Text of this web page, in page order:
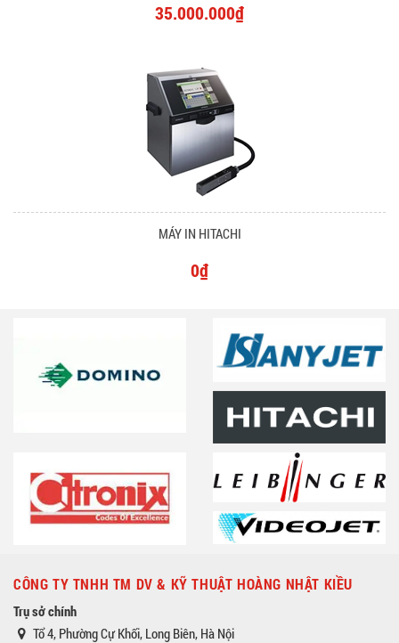
35.000.000₫
MÁY IN HITACHI
0₫
CÔNG TY TNHH TM DV & KỸ THUẬT HOÀNG NHẬT KIỀU
Trụ sở chính
Tổ 4, Phường Cự Khối, Long Biên, Hà Nội